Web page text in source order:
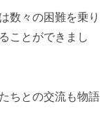
数々の困難を乗り
ことができまし
ちとの交流も物語